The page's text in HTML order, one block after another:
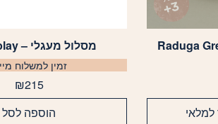
למלאי
מסלול מעגלי – Waytoplay
זמין למשלוח
₪215
הוספה לסל